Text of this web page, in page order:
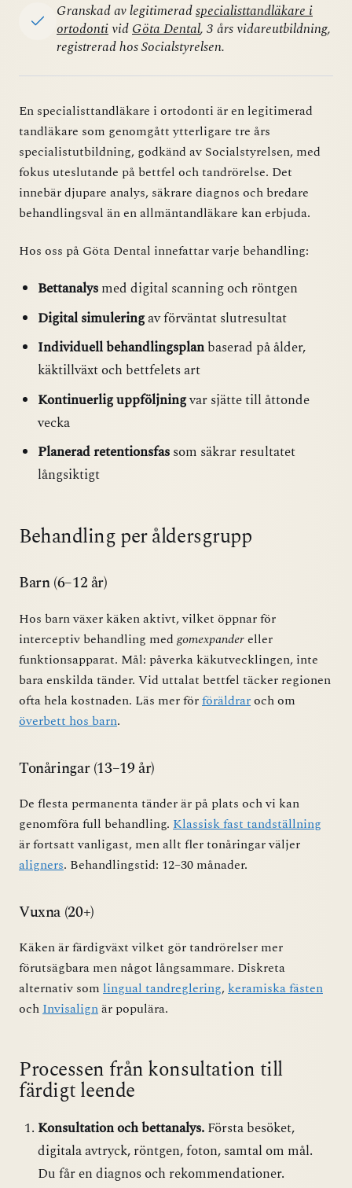
Granskad av legitimeradspecialisttandläkare i
ortodontividGöta Dental, 3 års vidareutbildning,
registrerad hos Socialstyrelsen.
En specialisttandläkare i ortodonti är en legitimerad
tandläkare som genomgått ytterligare tre års
specialistutbildning, godkänd av Socialstyrelsen, med
fokus uteslutande på bettfel och tandrörelse. Det
innebär djupare analys, säkrare diagnos och bredare
behandlingsval än en allmäntandläkare kan erbjuda.
Hos oss på Göta Dental innefattar varje behandling:
Bettanalysmed digital scanning och röntgen
Digital simuleringav förväntat slutresultat
Individuell behandlingsplanbaserad på ålder,
käktillväxt och bettfelets art
Kontinuerlig uppföljningvar sjätte till åttonde
vecka
Planerad retentionsfassom säkrar resultatet
långsiktigt
Behandling per åldersgrupp
Barn (6–12 år)
Hos barn växer käken aktivt, vilket öppnar för
interceptiv behandling med gomexpandereller
funktionsapparat. Mål: påverka käkutvecklingen, inte
bara enskilda tänder. Vid uttalat bettfel täcker regionen
ofta hela kostnaden. Läs mer förföräldraroch om
överbett hos barn.
Tonåringar (13–19 år)
De flesta permanenta tänder är på plats och vi kan
genomföra full behandling. Klassisk fast tandställning
är fortsatt vanligast, men allt fler tonåringar väljer
aligners. Behandlingstid: 12–30 månader.
Vuxna (20+)
Käken är färdigväxt vilket gör tandrörelser mer
förutsägbara men något långsammare. Diskreta
alternativ som lingual tandreglering,keramiska fästen
ochInvisalignär populära.
Processen från konsultation till
färdigt leende
Konsultation och bettanalys.Första besöket,
digitala avtryck, röntgen, foton, samtal om mål.
Du får en diagnos och rekommendationer.